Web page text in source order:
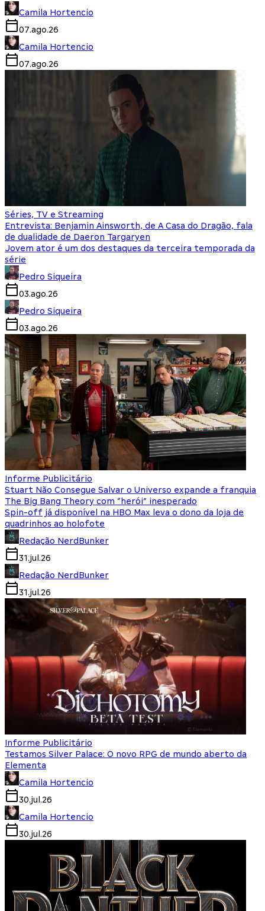
Camila Hortencio
07.ago.26
Camila Hortencio
07.ago.26
Séries, TV e Streaming
Entrevista: Benjamin Ainsworth, de A Casa do Dragão, fala
de dualidade de Daeron Targaryen
Jovem ator é um dos destaques da terceira temporada da
série
Pedro Siqueira
03.ago.26
Pedro Siqueira
03.ago.26
Informe Publicitário
Stuart Não Consegue Salvar o Universo expande a franquia
The Big Bang Theory com “herói” inesperado
Spin-off já disponível na HBO Max leva o dono da loja de
quadrinhos ao holofote
Redação NerdBunker
31.jul.26
Redação NerdBunker
31.jul.26
Informe Publicitário
Testamos Silver Palace: O novo RPG de mundo aberto da
Elementa
Camila Hortencio
30.jul.26
Camila Hortencio
30.jul.26